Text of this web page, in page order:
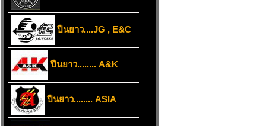
ปืนยาว....JG , E&C
ปืนยาว........ A&K
ปืนยาว........ ASIA